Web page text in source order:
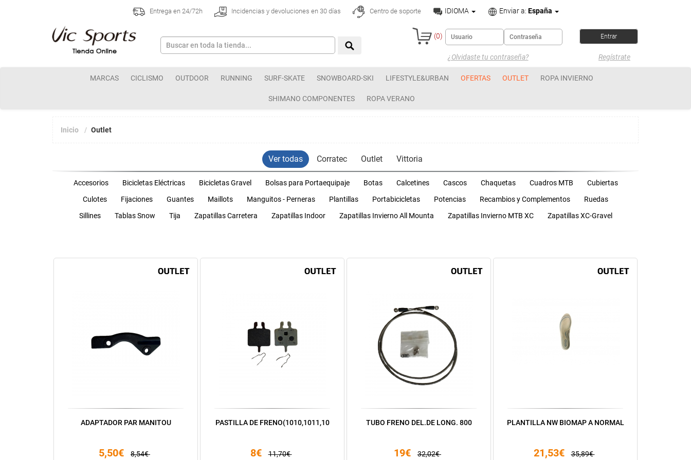
Entrega en 24/72h Incidencias y devoluciones en 30 días Centro de soporte IDIOMA Enviar a: España
(0)
¿Olvidaste tu contraseña? Regístrate
MARCAS CICLISMO OUTDOOR RUNNING SURF-SKATE SNOWBOARD-SKI LIFESTYLE&URBAN OFERTAS OUTLET ROPA INVIERNO
SHIMANO COMPONENTES ROPA VERANO
Inicio Outlet
Ver todas Corratec Outlet Vittoria
Accesorios Bicicletas Eléctricas Bicicletas Gravel Bolsas para Portaequipaje Botas Calcetines Cascos Chaquetas Cuadros MTB
Cubiertas
Culotes
Fijaciones Guantes Maillots Manguitos - Perneras Plantillas Portabicicletas Potencias Recambios y Complementos
Ruedas
Sillines
Tablas Snow Tija Zapatillas Carretera Zapatillas Indoor Zapatillas Invierno All Mounta Zapatillas Invierno MTB XC Zapatillas XC-Gravel
ADAPTADOR PAR MANITOU
5,50€ 8,54€
PASTILLA DE FRENO(1010,1011,10
8€ 11,70€
TUBO FRENO DEL.DE LONG. 800
19€ 32,02€
PLANTILLA NW BIOMAP A NORMAL
21,53€ 35,89€